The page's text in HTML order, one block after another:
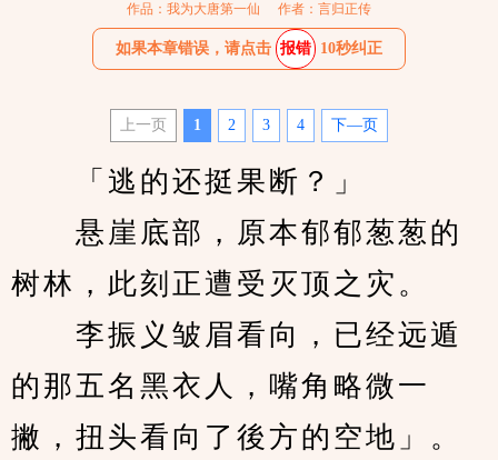
作品：我为大唐第一仙 作者：言归正传
如果本章错误，请点击 报错 10秒纠正
上一页 1 2 3 4 下—页
「逃的还挺果断？」
悬崖底部，原本郁郁葱葱的
树林，此刻正遭受灭顶之灾。
李振义皱眉看向，已经远遁
的那五名黑衣人，嘴角略微一
撇，扭头看向了後方的空地」。